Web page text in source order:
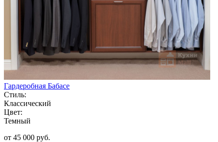
Гардеробная Бабасе
Стиль:
Классический
Цвет:
Темный
от 45 000 руб.